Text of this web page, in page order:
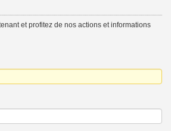
et profitez de nos actions et informations